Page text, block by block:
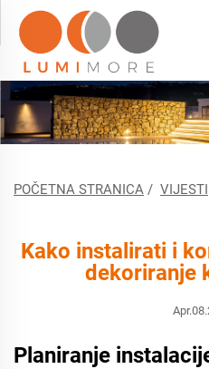
POČETNA STRANICA / VIJESTI
Kako instalirati i
dekoriranje
Planiranje